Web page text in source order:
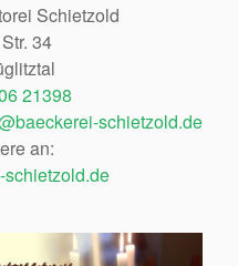
Schietzold
34
21398
schietzold.de
an: